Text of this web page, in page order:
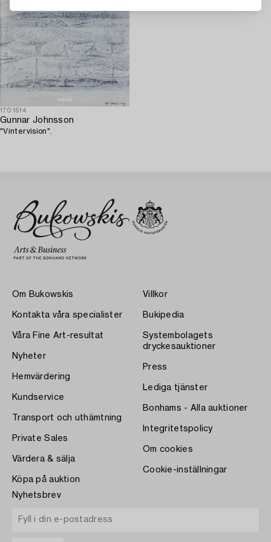
1701614
Gunnar Johnsson
"Vintervision".
Om Bukowskis
Kontakta våra specialister
Våra Fine Art-resultat
Nyheter
Hemvärdering
Kundservice
Transport och uthämtning
Private Sales
Värdera & sälja
Köpa på auktion
Villkor
Bukipedia
Systembolagets
dryckesauktioner
Press
Lediga tjänster
Bonhams - Alla auktioner
Integritetspolicy
Om cookies
Cookie-inställningar
Nyhetsbrev